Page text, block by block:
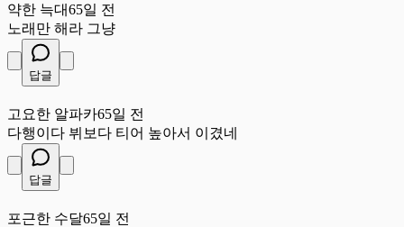
약한 늑대65일 전
노래만 해라 그냥
답글
고요한 알파카65일 전
다행이다 뷔보다 티어 높아서 이겼네
답글
포근한 수달65일 전